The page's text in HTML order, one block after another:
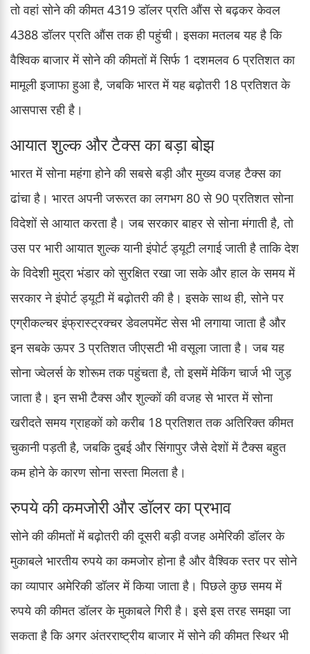
तो वहां सोने की कीमत 4319 डॉलर प्रति औंस से बढ़कर केवल
4388 डॉलर प्रति औंस तक ही पहुंची। इसका मतलब यह है कि
वैश्विक बाजार में सोने की कीमतों में सिर्फ 1 दशमलव 6 प्रतिशत का
मामूली इजाफा हुआ है, जबकि भारत में यह बढ़ोतरी 18 प्रतिशत के
आसपास रही है।
आयात शुल्क और टैक्स का बड़ा बोझ
भारत में सोना महंगा होने की सबसे बड़ी और मुख्य वजह टैक्स का
ढांचा है। भारत अपनी जरूरत का लगभग 80 से 90 प्रतिशत सोना
विदेशों से आयात करता है। जब सरकार बाहर से सोना मंगाती है, तो
उस पर भारी आयात शुल्क यानी इंपोर्ट ड्यूटी लगाई जाती है ताकि देश
के विदेशी मुद्रा भंडार को सुरक्षित रखा जा सके और हाल के समय में
सरकार ने इंपोर्ट ड्यूटी में बढ़ोतरी की है। इसके साथ ही, सोने पर
एग्रीकल्चर इंफ्रास्ट्रक्चर डेवलपमेंट सेस भी लगाया जाता है और
इन सबके ऊपर 3 प्रतिशत जीएसटी भी वसूला जाता है। जब यह
सोना ज्वेलर्स के शोरूम तक पहुंचता है, तो इसमें मेकिंग चार्ज भी जुड़
जाता है। इन सभी टैक्स और शुल्कों की वजह से भारत में सोना
खरीदते समय ग्राहकों को करीब 18 प्रतिशत तक अतिरिक्त कीमत
चुकानी पड़ती है, जबकि दुबई और सिंगापुर जैसे देशों में टैक्स बहुत
कम होने के कारण सोना सस्ता मिलता है।
रुपये की कमजोरी और डॉलर का प्रभाव
सोने की कीमतों में बढ़ोतरी की दूसरी बड़ी वजह अमेरिकी डॉलर के
मुकाबले भारतीय रुपये का कमजोर होना है और वैश्विक स्तर पर सोने
का व्यापार अमेरिकी डॉलर में किया जाता है। पिछले कुछ समय में
रुपये की कीमत डॉलर के मुकाबले गिरी है। इसे इस तरह समझा जा
सकता है कि अगर अंतरराष्ट्रीय बाजार में सोने की कीमत स्थिर भी